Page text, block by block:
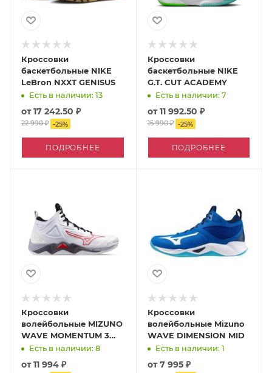
Кроссовки
баскетбольные NIKE
LeBron NXXT GENISUS
Есть в наличии: 13
от17 242.50 ₽
22 990 ₽ -25%
ПОДРОБНЕЕ
Кроссовки
баскетбольные NIKE
G.T. CUT ACADEMY
Есть в наличии: 7
от11 992.50 ₽
15 990 ₽ -25%
ПОДРОБНЕЕ
Кроссовки
волейбольные MIZUNO
WAVE MOMENTUM 3
MIDЕсть в наличии: 8
от11 994 ₽
Кроссовки
волейбольные Mizuno
WAVE DIMENSION MID
Есть в наличии: 1
от7 995 ₽